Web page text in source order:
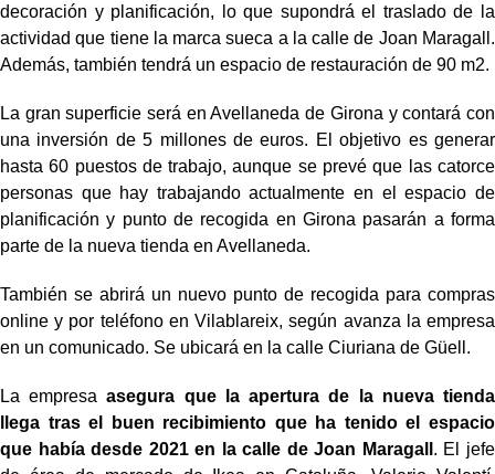
decoración y planificación, lo que supondrá el traslado de la
actividad que tiene la marca sueca a la calle de Joan Maragall.
Además, también tendrá un espacio de restauración de 90 m2.
La gran superficie será en Avellaneda de Girona y contará con
una inversión de 5 millones de euros. El objetivo es generar
hasta 60 puestos de trabajo, aunque se prevé que las catorce
personas que hay trabajando actualmente en el espacio de
planificación y punto de recogida en Girona pasarán a forma
parte de la nueva tienda en Avellaneda.
También se abrirá un nuevo punto de recogida para compras
online y por teléfono en Vilablareix, según avanza la empresa
en un comunicado. Se ubicará en la calle Ciuriana de Güell.
La empresaasegura que la apertura de la nueva tienda
llega tras el buen recibimiento que ha tenido el espacio
que había desde 2021 en la calle de Joan Maragall . El jefe